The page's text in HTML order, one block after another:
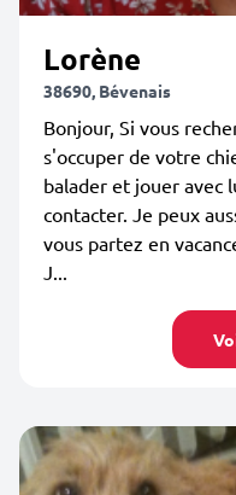
Lorène
38690, Bévenais
Bonjour, Si vous
s'occuper de votre
balader et jouer avec
contacter. Je peux
vous partez en
J...